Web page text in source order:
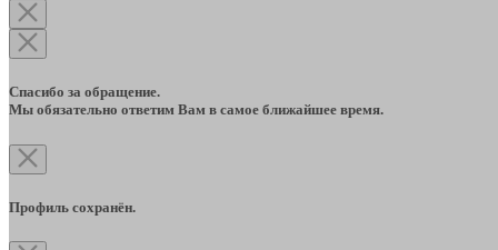
Спасибо за обращение.
Мы обязательно ответим Вам в самое ближайшее время.
Профиль сохранён.